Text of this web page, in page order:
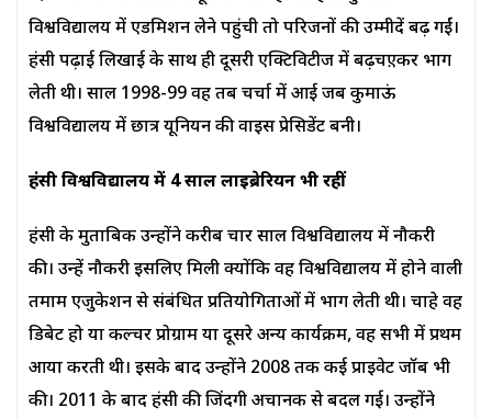
विश्वविद्यालय में एडमिशन लेने पहुंची तो परिजनों की उम्मीदें बढ़ गईं।
हंसी पढ़ाई लिखाई के साथ ही दूसरी एक्टिविटीज में बढ़चए़कर भाग
लेती थी। साल 1998-99 वह तब चर्चा में आई जब कुमाऊं
विश्वविद्यालय में छात्र यूनियन की वाइस प्रेसिडेंट बनी।
हंसी विश्वविद्यालय में 4साल लाइब्रेरियन भी रहीं
हंसी के मुताबिक उन्होंने करीब चार साल विश्वविद्यालय में नौकरी
की। उन्हें नौकरी इसलिए मिली क्योंकि वह विश्वविद्यालय में होने वाली
तमाम एजुकेशन से संबंधित प्रतियोगिताओं में भाग लेती थी। चाहे वह
डिबेट हो या कल्चर प्रोग्राम या दूसरे अन्य कार्यक्रम, वह सभी में प्रथम
आया करती थी। इसके बाद उन्होंने 2008 तक कई प्राइवेट जॉब भी
की। 2011 के बाद हंसी की जिंदगी अचानक से बदल गई। उन्होंने